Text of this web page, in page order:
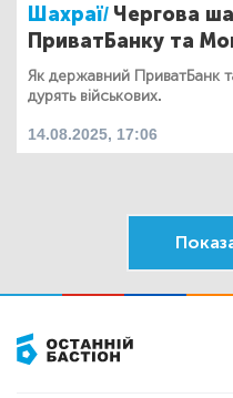
Шахраї/ Чергова
ПриватБанку та
Як державний ПриватБанк
дурять військових.
14.08.2025, 17:06